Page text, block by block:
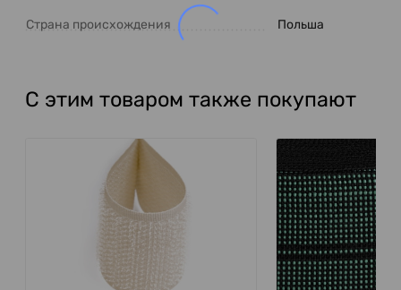
Страна происхождения Польша
С этим товаром также покупают